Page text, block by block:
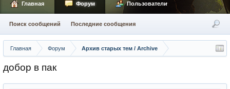
Главная Форум Архив старых тем / Archive
добор в пак
Главная Форум
Поиск сообщений Последние сообщения
Пользователи